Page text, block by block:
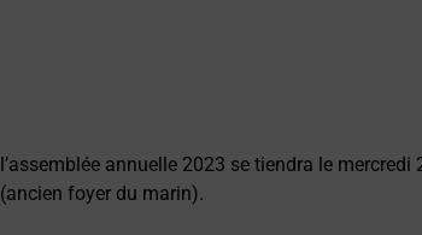
annuelle 2023 se tiendra le mercredi
foyer du marin).